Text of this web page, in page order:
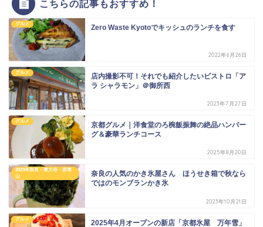
こちらの記事もおすすめ！
グルメ Zero Waste Kyotoでキッシュのランチを食す
2022年6月26日
グルメ
店内撮影不可！それでも紹介したいビストロ「ア
ラ シャラモン」＠御所西
2023年7月27日
グルメ
京都グルメ｜洋食堂のろ椀飯振舞の絶品ハンバー
グ＆豪華ランチコース
2025年8月20日
2023年奈良・東大寺・若草
山
奈良の人気のかき氷屋さん ほうせき箱で秋なら
ではのモンブランかき氷
2023年10月21日
グルメ
2025年4月オープンの新店「京都氷屋 万年雪」